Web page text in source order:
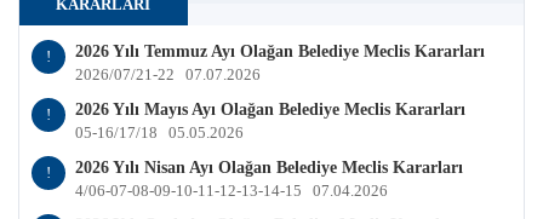
KARARLARI
! 2026 Yılı Temmuz Ayı Olağan Belediye Meclis Kararları
2026/07/21-22 07.07.2026
! 2026 Yılı Mayıs Ayı Olağan Belediye Meclis Kararları
05-16/17/18 05.05.2026
! 2026 Yılı Nisan Ayı Olağan Belediye Meclis Kararları
4/06-07-08-09-10-11-12-13-14-15 07.04.2026